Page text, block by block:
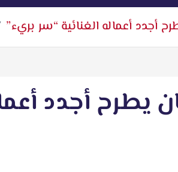
أجدد أعماله الغنائية “سر بريء”
أجدد